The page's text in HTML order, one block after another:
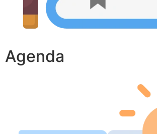
Agenda